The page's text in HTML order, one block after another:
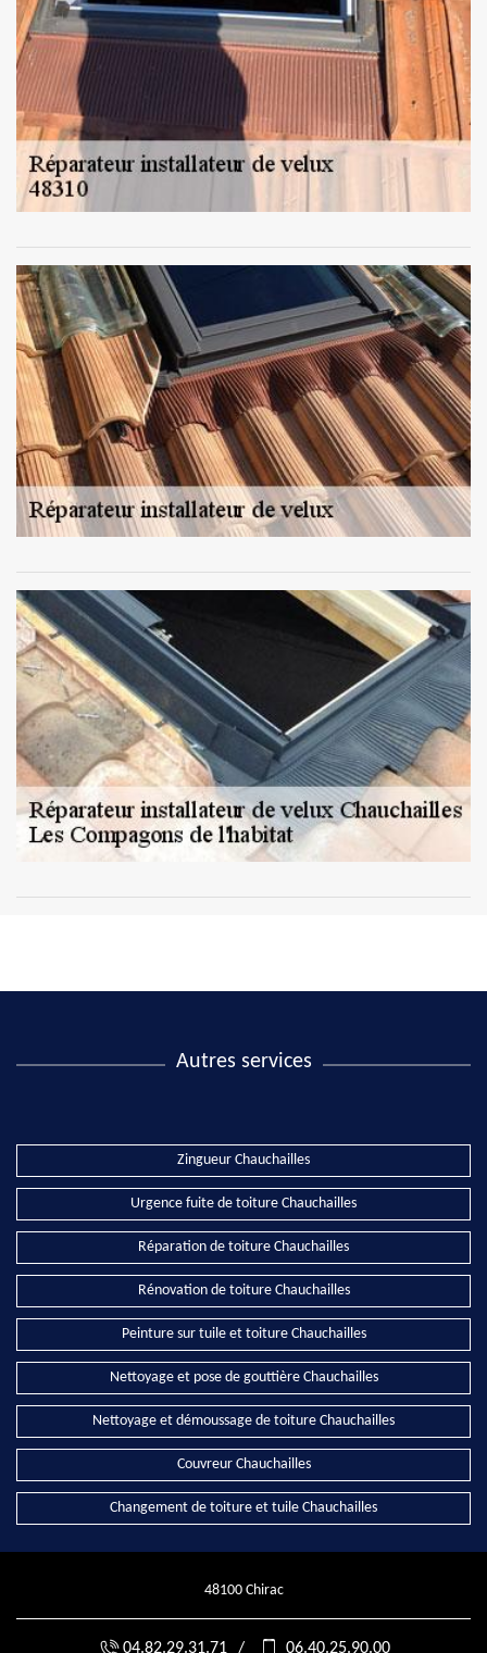
Autres services
Zingueur Chauchailles
Urgence fuite de toiture Chauchailles
Réparation de toiture Chauchailles
Rénovation de toiture Chauchailles
Peinture sur tuile et toiture Chauchailles
Nettoyage et pose de gouttière Chauchailles
Nettoyage et démoussage de toiture Chauchailles
Couvreur Chauchailles
Changement de toiture et tuile Chauchailles
48100 Chirac
04.82.29.31.71 / 06.40.25.90.00